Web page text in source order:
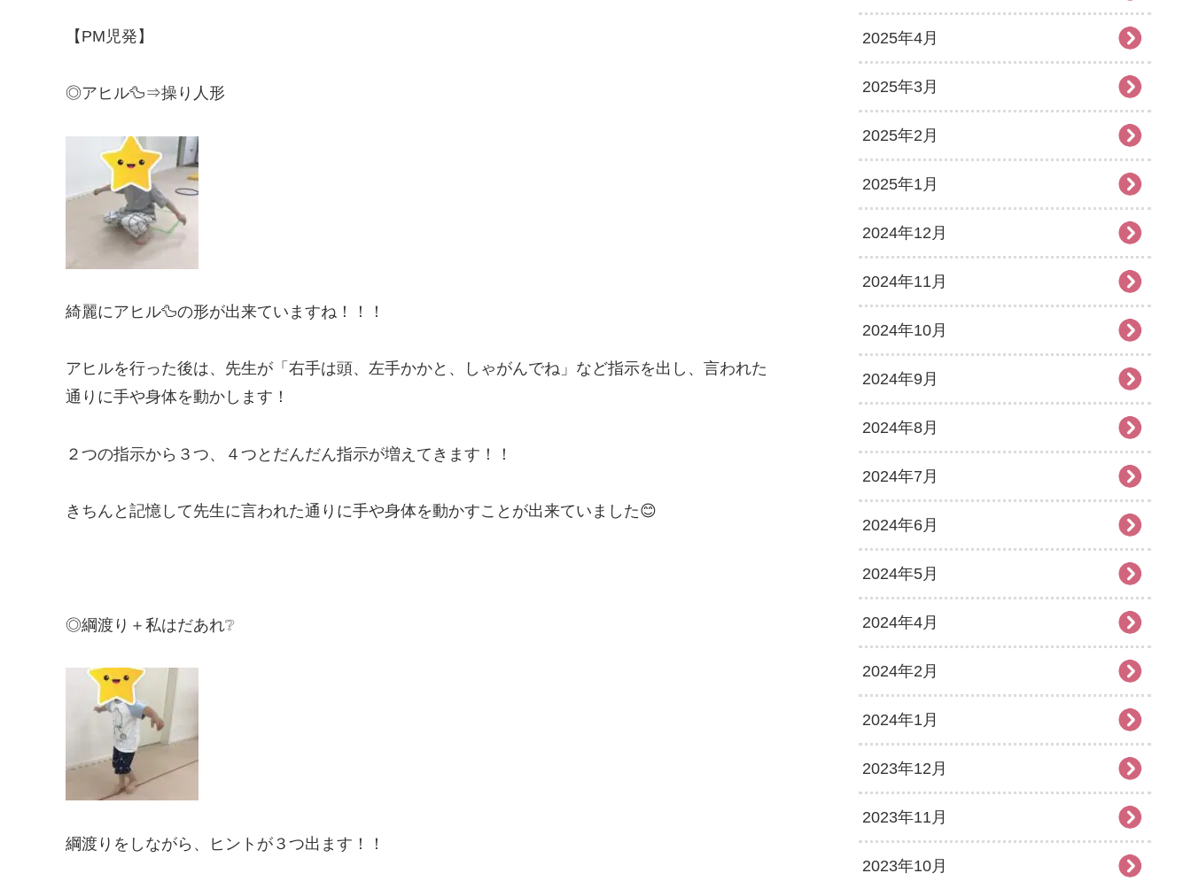
【PM児発】
◎アヒル🦆⇒操り人形
綺麗にアヒル🦆の形が出来ていますね！！！
アヒルを行った後は、先生が「右手は頭、左手かかと、しゃがんでね」など指示を出し、言われた
通りに手や身体を動かします！
２つの指示から３つ、４つとだんだん指示が増えてきます！！
きちんと記憶して先生に言われた通りに手や身体を動かすことが出来ていました😊
◎綱渡り＋私はだあれ❔
綱渡りをしながら、ヒントが３つ出ます！！
2025年4月
2025年3月
2025年2月
2025年1月
2024年12月
2024年11月
2024年10月
2024年9月
2024年8月
2024年7月
2024年6月
2024年5月
2024年4月
2024年2月
2024年1月
2023年12月
2023年11月
2023年10月